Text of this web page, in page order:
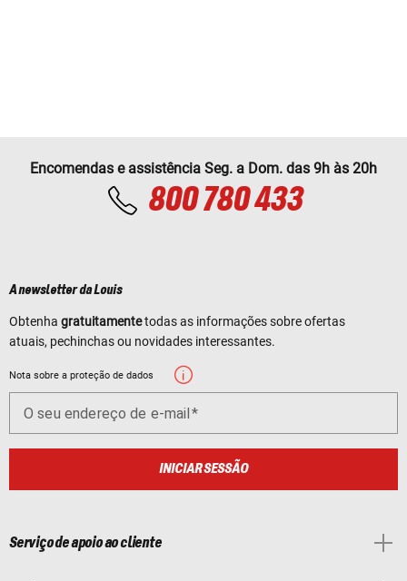
Encomendas e assistência Seg. a Dom. das 9h às 20h
800 780 433
A newsletter da Louis
Obtenha gratuitamentetodas as informações sobre ofertas
atuais, pechinchas ou novidades interessantes.
Nota sobre a proteção de dados
O seu endereço de e-mail
INICIAR SESSÃO
Serviço de apoio ao cliente